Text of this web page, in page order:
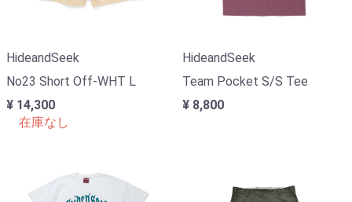
HideandSeek
No23 Short Off-WHT L
¥ 14,300
在庫なし
HideandSeek
Team Pocket S/S Tee
¥ 8,800